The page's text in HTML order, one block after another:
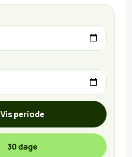
Vis periode
30 dage